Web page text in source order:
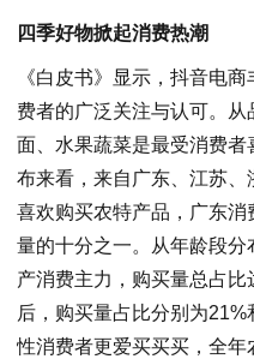
四季好物掀起消费热潮
《白皮书》显示，抖音电
费者的广泛关注与认可。
面、水果蔬菜是最受消费
布来看，来自广东、江苏
喜欢购买农特产品，广东
量的十分之一。从年龄段
产消费主力，购买量总占
后，购买量占比分别为
性消费者更爱买买买，全年